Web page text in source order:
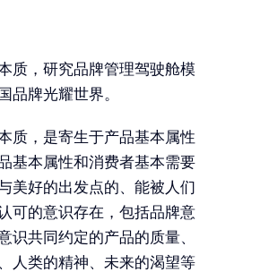
质，研究品牌管理驾驶舱模
品牌光耀世界。
质，是寄生于产品基本属性
基本属性和消费者基本需要
美好的出发点的、能被人们
可的意识存在，包括品牌意
识共同约定的产品的质量、
人类的精神、未来的渴望等